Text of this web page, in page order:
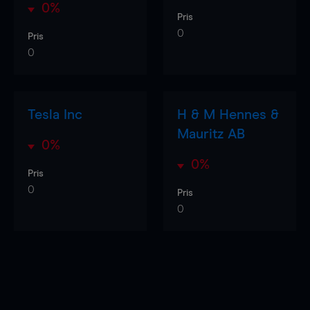
0%
Pris
0
Pris
0
Tesla Inc
0%
Pris
0
H & M Hennes &
Mauritz AB
0%
Pris
0